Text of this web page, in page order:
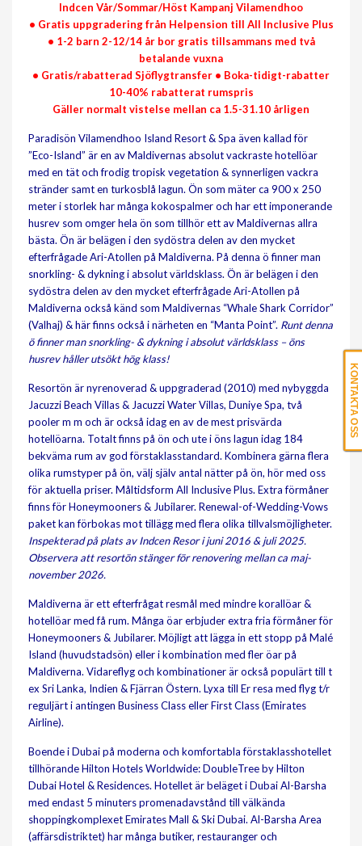
Indcen Vår/Sommar/Höst Kampanj Vilamendhoo
• Gratis uppgradering från Helpension till All Inclusive Plus
• 1-2 barn 2-12/14 år bor gratis tillsammans med två
betalande vuxna
• Gratis/rabatterad Sjöflygtransfer • Boka-tidigt-rabatter
10-40% rabatterat rumspris
Gäller normalt vistelse mellan ca 1.5-31.10 årligen
Paradisön Vilamendhoo Island Resort & Spa även kallad för
”Eco-Island” är en av Maldivernas absolut vackraste hotellöar
med en tät och frodig tropisk vegetation & synnerligen vackra
stränder samt en turkosblå lagun. Ön som mäter ca 900 x 250
meter i storlek har många kokospalmer och har ett imponerande
husrev som omger hela ön som tillhör ett av Maldivernas allra
bästa. Ön är belägen i den sydöstra delen av den mycket
efterfrågade Ari-Atollen på Maldiverna. På denna ö finner man
snorkling- & dykning i absolut världsklass. Ön är belägen i den
sydöstra delen av den mycket efterfrågade Ari-Atollen på
Maldiverna också känd som Maldivernas “Whale Shark Corridor”
(Valhaj) & här finns också i närheten en “Manta Point”. Runtdenna
ö finner man snorkling- & dykning i absolut världsklass – öns
husrev håller utsökt hög klass!
Resortön är nyrenoverad & uppgraderad (2010) med nybyggda
Jacuzzi Beach Villas & Jacuzzi Water Villas, Duniye Spa, två
pooler m m och är också idag en av de mest prisvärda
hotellöarna. Totalt finns på ön och ute i öns lagun idag 184
bekväma rum av god förstaklasstandard. Kombinera gärna flera
olika rumstyper på ön, välj själv antal nätter på ön, hör med oss
för aktuella priser. Måltidsform All Inclusive Plus. Extra förmåner
finns för Honeymooners & Jubilarer. Renewal-of-Wedding-Vows
paket kan förbokas mot tillägg med flera olika tillvalsmöjligheter.
Inspekterad på plats av Indcen Resor i juni 2016 & juli 2025.
Observera att resortön stänger för renovering mellan ca maj-
november 2026.
Maldiverna är ett efterfrågat resmål med mindre korallöar &
hotellöar med få rum. Många öar erbjuder extra fria förmåner för
Honeymooners & Jubilarer. Möjligt att lägga in ett stopp på Malé
Island (huvudstadsön) eller i kombination med fler öar på
Maldiverna. Vidareflyg och kombinationer är också populärt till t
ex Sri Lanka, Indien & Fjärran Östern. Lyxa till Er resa med flyg t/r
reguljärt i antingen Business Class eller First Class (Emirates
Airline).
Boende i Dubai på moderna och komfortabla förstaklasshotellet
tillhörande Hilton Hotels Worldwide: DoubleTree by Hilton
Dubai Hotel & Residences. Hotellet är beläget i Dubai Al-Barsha
med endast 5 minuters promenadavstånd till välkända
shoppingkomplexet Emirates Mall & Ski Dubai. Al-Barsha Area
(affärsdistriktet) har många butiker, restauranger och
KONTAKTA OSS